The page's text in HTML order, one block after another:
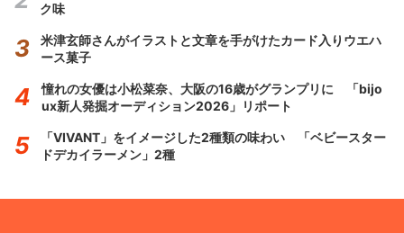
ク味
米津玄師さんがイラストと文章を手がけたカード入りウエハ
ース菓子
憧れの女優は小松菜奈、大阪の16歳がグランプリに 「bijo
ux新人発掘オーディション2026」リポート
「VIVANT」をイメージした2種類の味わい 「ベビースター
ドデカイラーメン」2種